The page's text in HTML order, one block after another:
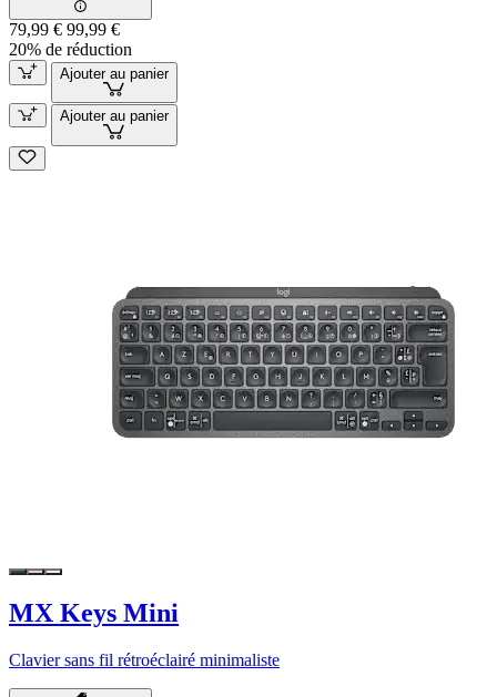
79,99 € 99,99 €
20% de réduction
Ajouter au panier
Ajouter au panier
MX Keys Mini
Clavier sans fil rétroéclairé minimaliste